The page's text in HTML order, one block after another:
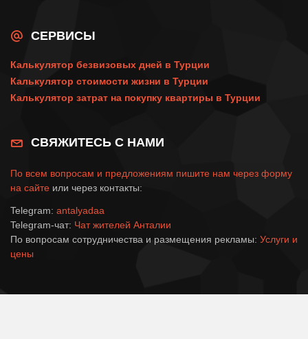
СЕРВИСЫ
Калькулятор безвизовых дней в Турции
Калькулятор стоимости жизни в Турции
Калькулятор затрат на покупку квартиры в Турции
СВЯЖИТЕСЬ С НАМИ
По всем вопросам и предложениям пишите нам через форму
на сайте или через контакты:
Telegram: antalyadaa
Telegram-чат: Чат жителей Анталии
По вопросам сотрудничества и размещения рекламы: Услуги и
цены